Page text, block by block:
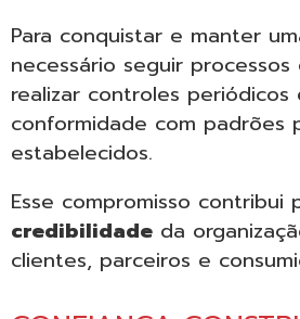
Para conquistar e manter
necessário seguir
realizar controles periódicos
conformidade com padrões
estabelecidos.
Esse compromisso contribui
credibilidade da
clientes, parceiros e